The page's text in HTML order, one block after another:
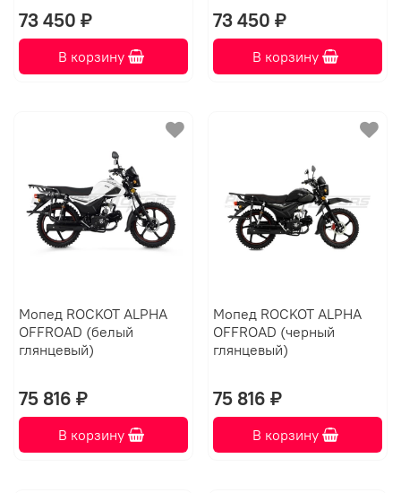
73 450 ₽
В корзину
73 450 ₽
В корзину
Мопед ROCKOT ALPHA
OFFROAD (белый
глянцевый)
75 816 ₽
В корзину
Мопед ROCKOT ALPHA
OFFROAD (черный
глянцевый)
75 816 ₽
В корзину